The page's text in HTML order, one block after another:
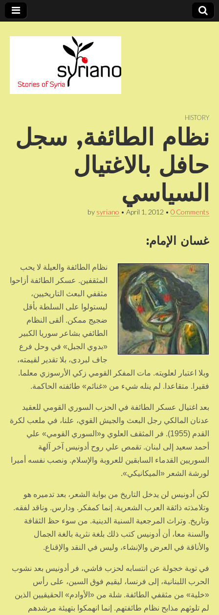
syriano HISTORY
نظام الطائفة, سجل
حافل بالاغتيال
السياسي
by syriano • April 1, 2012 • 0 Comments
غسان الإمام:
نظام الطائفة والعيلة لا يحب
المثقفين. عسكر الطائفة أزاحوا
مثقفي البعث التاريخيين،
ليستولوا على السلطة بأقل
ضجيج ممكن. ألقى النظام
الطائفي بشاعر سوريا الكبير
«بدوي الجبل» في وحل فرع
جاف لبردى، بلا تقدير لقيمته،
وبلا اعتبار لعلويته. مات المفكر القومي زكي الأرسوزي معلما.
فقيرا. متقاعدا. لم ينله شيء من «غنائم» طائفته الحاكمة.
بعد اغتيال عسكر الطائفة في الحزب السوري القومي للعقيد
عدنان المالكي رجل البعث والجيش القوي، علنا، في ملعب لكرة
القدم (1955). فر المثقف العلوي و«السوري القومي» علي
أحمد سعيد إلى لبنان. تقمص علي روح أدونيس آخر آلهة
السوريين القدماء السابقين للعروبة والإسلام. ونصب نفسه أميرا
لورشة الشعر «الميكانيكي».
لكن أدونيس لن يدخل التاريخ من بوابة الشعر، بعد تدميره هو
وتلامذته ذائقة العرب الشعرية. إنما كمفكر. ودارس. وناقد لفقه.
وتاريخ. وتراث المرجعية السنية الدينية. من سوء حظ الثقافة
والسنة معا، أن أدونيس كتب ذلك بلغة نثرية بالغة الجمال
والأناقة في العرض والإنشاء، وليس في النقد والإقناع.
في توبة خجولة عن انتسابه لحزب فاشي، فر أدونيس بعد نشوب
الحرب اللبنانية، إلى فرنسا، ليقيم فوق السين، على رأس
«خلية» من مثقفي الطائفة. شلة من «الأوادم» الحقيقيين الذين
لم تلوثهم مذابح نظام طائفتهم. إنما انهمكوا بتهيئة مرشدهم